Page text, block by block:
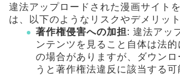
違法アップロードされた漫画サイト
は、以下のようなリスクやデメリッ
著作権侵害への加担: 違法アッ
ンテンツを見ること自体は法
の場合がありますが、ダウン
うと著作権法違反に該当する可